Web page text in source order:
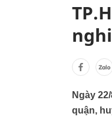
Ngày
quận,